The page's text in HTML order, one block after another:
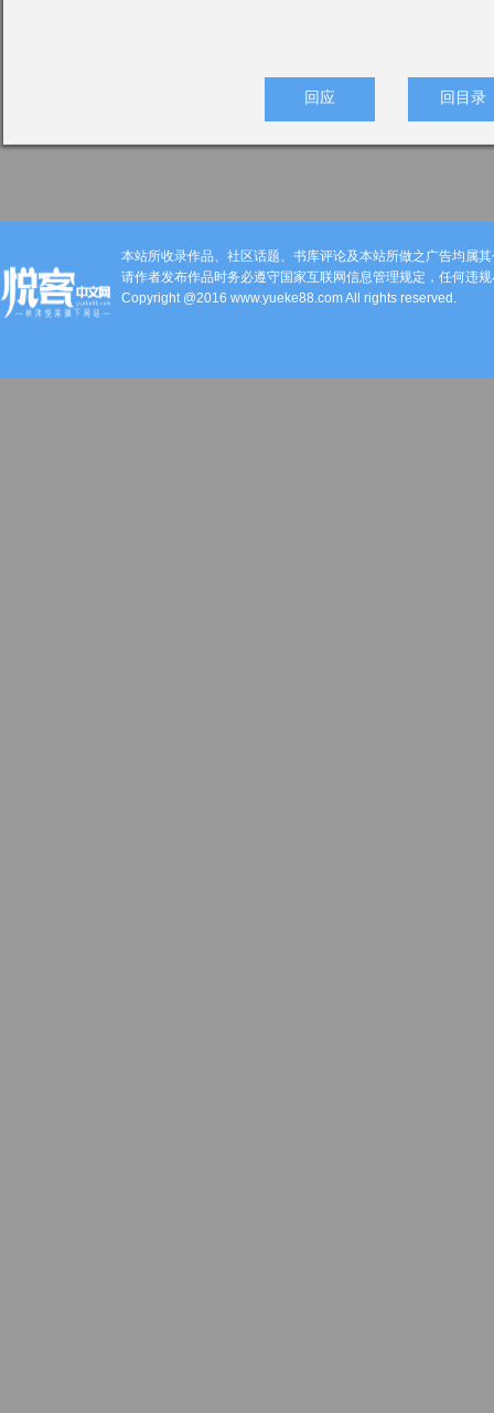
回应 回目录
本站所收录作品、社区话题、书库评论及本站所做之广告均属
请作者发布作品时务必遵守国家互联网信息管理规定，任何违
Copyright @2016 www.yueke88.com All rights reserved.